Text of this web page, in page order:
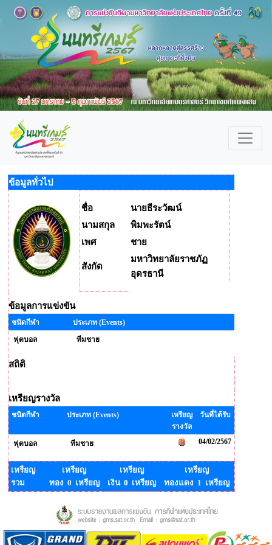
ข้อมูลทั่วไป
ชื่อ
นายธีระวัฒน์
นามสกุล
พิมพะรัตน์
เพศ
ชาย
สังกัด
มหาวิทยาลัยราชภัฏ
อุดรธานี
ข้อมูลการแข่งขัน
ชนิดกีฬา
ประเภท (Events)
ฟุตบอล
ทีมชาย
สถิติ
เหรียญรางวัล
ชนิดกีฬา ประเภท (Events)
เหรียญ
รางวัล
วันที่ได้รับ
ฟุตบอล ทีมชาย 04/02/2567
เหรียญ
รวม
เหรียญ
ทอง 0 เหรียญ
เหรียญ
เงิน 0 เหรียญ
เหรียญ
ทองแดง 1 เหรียญ